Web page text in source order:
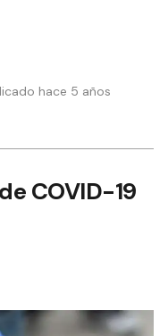
hace 5 años
COVID-19